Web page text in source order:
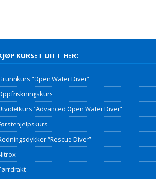
KURSET DITT HER:
“Open Water Diver”
“Advanced Open Water Diver”
“Rescue Diver”